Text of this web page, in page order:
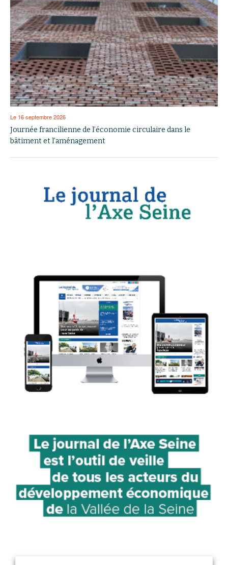
Le 16 septembre 2026
Journée francilienne de l’économie circulaire dans le
bâtiment et l’aménagement